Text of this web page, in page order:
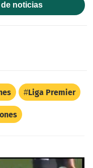
noticias
Liga Premier